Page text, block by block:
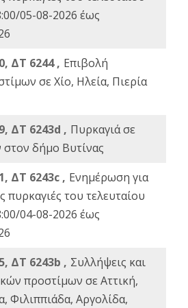
05-08-2026 έως
ΔΤ 6244 , Επιβολή
σε Χίο, Ηλεία, Πιερία
ΔΤ 6243d , Πυρκαγιά σε
στον δήμο Βυτίνας
ΔΤ 6243c , Ενημέρωση για
πυρκαγιές του τελευταίου
04-08-2026 έως
ΔΤ 6243b , Συλλήψεις και
προστίμων σε Αττική,
Φιλιππιάδα, Αργολίδα,